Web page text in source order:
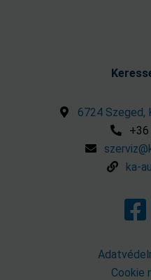
6724 Szeged,
+36
ka-
Cookie